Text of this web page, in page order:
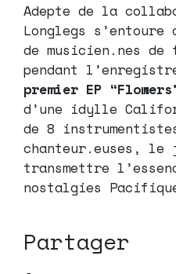
Adepte de la
Longlegs
de musicien.nes de
pendant
premier EP
d’une idylle
de 8
chanteur.euses, le
transmettre
nostalgies
Partager